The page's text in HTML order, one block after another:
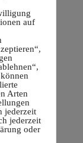
auf
Arten
jederzeit
jederzeit
oder